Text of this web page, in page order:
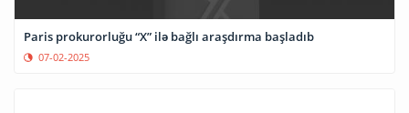
Paris prokurorluğu “X” ilə bağlı araşdırma başladıb
07-02-2025